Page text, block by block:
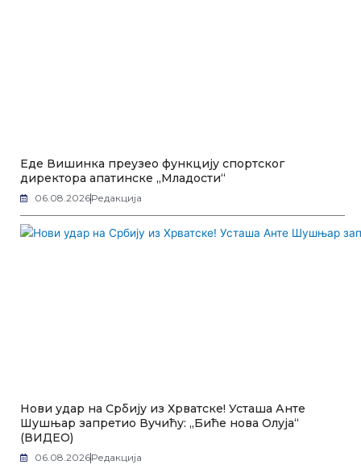
Еде Вишинка преузео функцију спортског
директора апатинске „Младости“
06.08.2026Редакција
Нови удар на Србију из Хрватске! Усташа Анте
Шушњар запретио Вучићу: „Биће нова Олуја“
(ВИДЕО)
06.08.2026Редакција